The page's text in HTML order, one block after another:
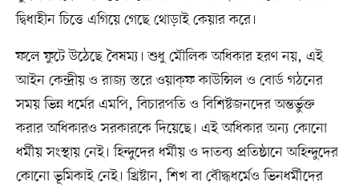
দ্বিধাহীন চিত্তে এগিয়ে গেছে থোড়াই কেয়ার করে।
ফলে ফুটে উঠেছে বৈষম্য। শুধু মৌলিক অধিকার হরণ নয়, এই
আইন কেন্দ্রীয় ও রাজ্য স্তরে ওয়াক্‌ফ কাউন্সিল ও বোর্ড গঠনের
সময় ভিন্ন ধর্মের এমপি, বিচারপতি ও বিশিষ্টজনদের অন্তর্ভুক্ত
করার অধিকারও সরকারকে দিয়েছে। এই অধিকার অন্য কোনো
ধর্মীয় সংস্থায় নেই। হিন্দুদের ধর্মীয় ও দাতব্য প্রতিষ্ঠানে অহিন্দুদের
কোনো ভূমিকাই নেই। খ্রিষ্টান, শিখ বা বৌদ্ধধর্মেও ভিনধর্মীদের